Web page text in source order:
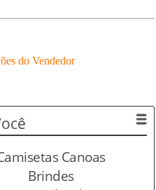
do Vendedor
Canoas
Brindes